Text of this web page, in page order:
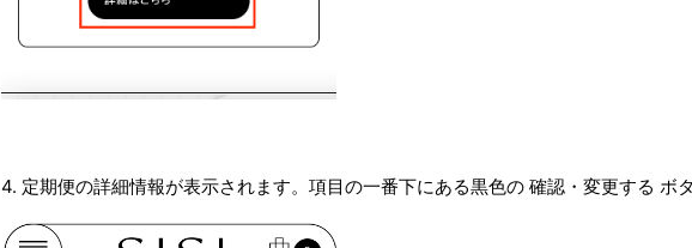
4. 定期便の詳細情報が表示されます。項目の一番下にある黒色の 確認・変更する ボ